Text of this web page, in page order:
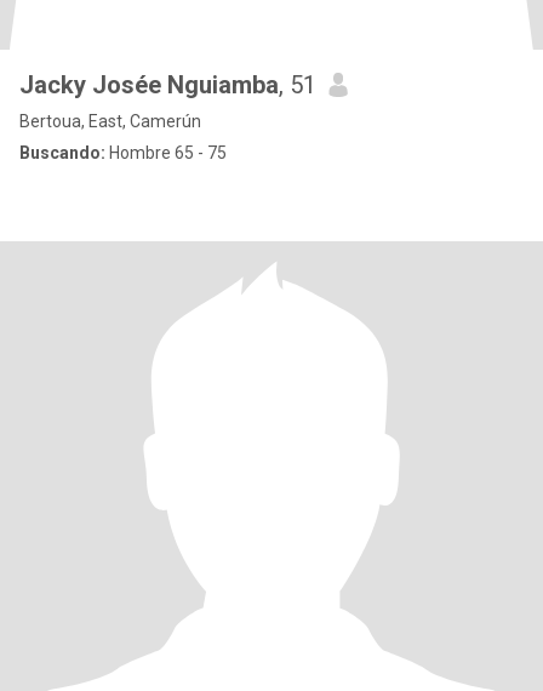
Jacky Josée Nguiamba, 51
Bertoua, East, Camerún
Buscando: Hombre 65 - 75